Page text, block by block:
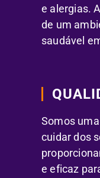
e alergias.
de um
saudável
Somos
cuidar dos
e eficaz